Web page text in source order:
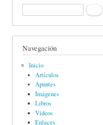
Formulario de búsquedaBuscar
Navegación
Inicio
Artículos
Apuntes
Imágenes
Libros
Vídeos
Enlaces